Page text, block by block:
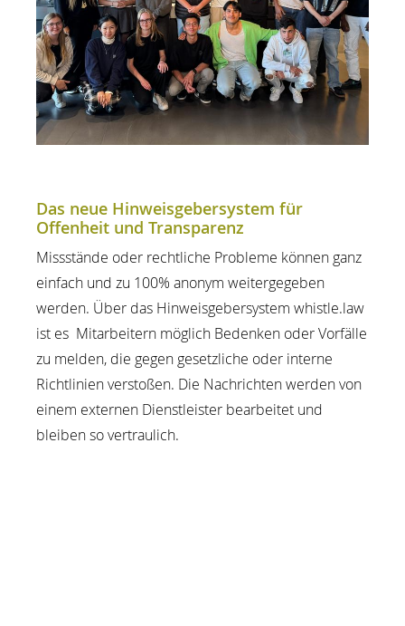
Das neue Hinweisgebersystem für
Offenheit und Transparenz
Missstände oder rechtliche Probleme können ganz
einfach und zu 100% anonym weitergegeben
werden. Über das Hinweisgebersystem whistle.law
ist es Mitarbeitern möglich Bedenken oder Vorfälle
zu melden, die gegen gesetzliche oder interne
Richtlinien verstoßen. Die Nachrichten werden von
einem externen Dienstleister bearbeitet und
bleiben so vertraulich.